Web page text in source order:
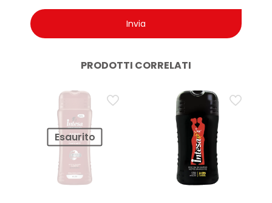
PRODOTTI CORRELATI
Esaurito